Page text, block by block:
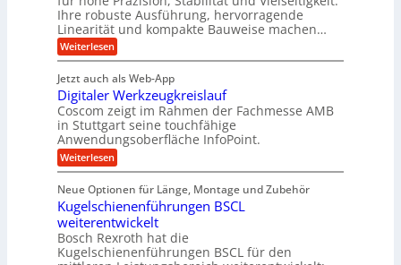
h
d
e
t
i
e
b
e
f
ü
r
r
a
u
e
A
u
f
t
r
a
g
s
e
i
g
a
n
g
e
,
w
e
n
i
g
e
r
S
t
e
l
l
e
n
a
n
g
e
n
e
t
r
i
e
b
e
f
r
p
r
ä
z
i
Ihre robuste Ausführung, hervorragende
Linearität und kompakte Bauweise machen…
Weiterlesen:
P
ä
z
i
s
i
o
n
f
r
A
u
t
o
m
Jetzt auch als Web-App
Digitaler Werkzeugkreislauf
Coscom zeigt im Rahmen der Fachmesse AMB
in Stuttgart seine touchfähige
Anwendungsoberfläche InfoPoint.
Weiterlesen:
D
g
i
t
a
l
e
Neue Optionen für Länge, Montage und Zubehör
Kugelschienenführungen BSCL
weiterentwickelt
Bosch Rexroth hat die
Kugelschienenführungen BSCL für den